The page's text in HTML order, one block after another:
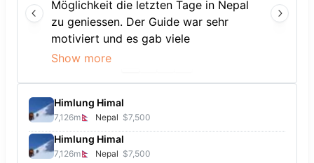
Möglichkeit die letzten Tage in Nepal
zu geniessen. Der Guide war sehr
motiviert und es gab viele
Möglichkeiten Wildtieren zu begegnen
den Organisator!
Show more
Himlung Himal
7,126m Nepal $7,500
Himlung Himal
7,126m Nepal $7,500